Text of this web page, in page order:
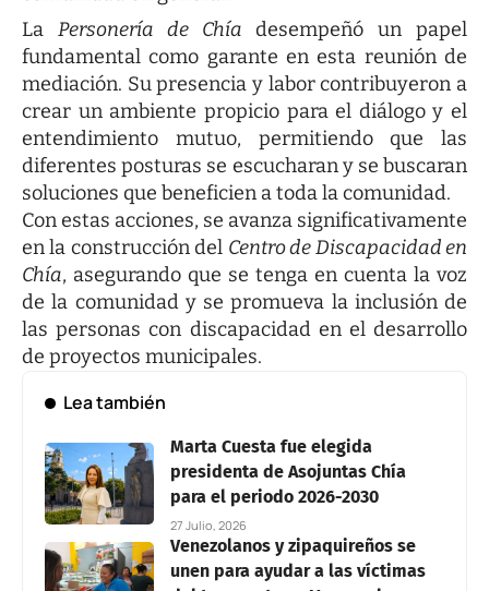
La Personería de Chía desempeñó un papel
fundamental como garante en esta reunión de
mediación. Su presencia y labor contribuyeron a
crear un ambiente propicio para el diálogo y el
entendimiento mutuo, permitiendo que las
diferentes posturas se escucharan y se buscaran
soluciones que beneficien a toda la comunidad.
Con estas acciones, se avanza significativamente
en la construcción del Centro de Discapacidad en
Chía, asegurando que se tenga en cuenta la voz
de la comunidad y se promueva la inclusión de
las personas con discapacidad en el desarrollo
de proyectos municipales.
Lea también
Marta Cuesta fue elegida
presidenta de Asojuntas Chía
para el periodo 2026-2030
27 Julio, 2026
Venezolanos y zipaquireños se
unen para ayudar a las víctimas